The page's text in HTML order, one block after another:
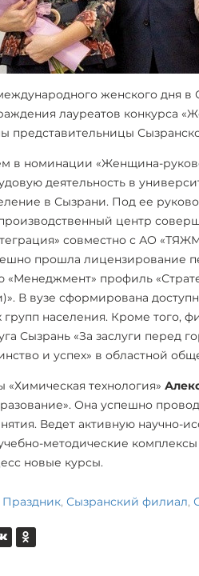
женского дня в
лауреатов конкурса
представительницы
в номинации «Женщина-
деятельность в
в Сызрани. Под ее
центр
совместно с АО
прошла лицензирование
«Менеджмент» профиль
В вузе сформирована
населения. Кроме того,
Сызрань «За заслуги перед
и успех» в областной
технология»
Она успешно
Ведет активную научно-
методические
новые курсы.
Праздник, Сызранский филиал,